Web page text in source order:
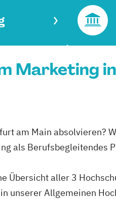
Marketing
am Main absolvieren?
als Berufsbegleitendes
Übersicht aller 3
unserer Allgemeinen